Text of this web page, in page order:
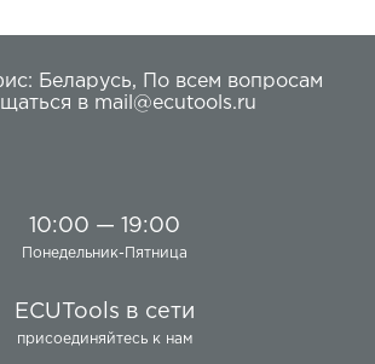
Беларусь,
По всем вопросам
в mail@ecutools.ru
10:00 — 19:00
Понедельник-Пятница
ECUTools в сети
присоединяйтесь к нам